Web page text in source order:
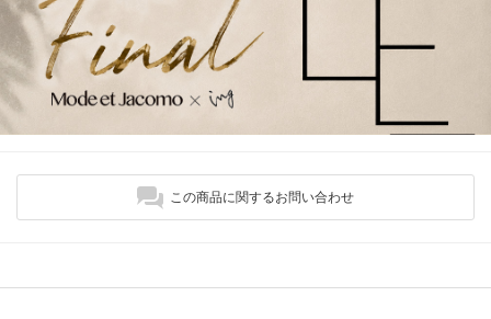
この商品に関するお問い合わせ